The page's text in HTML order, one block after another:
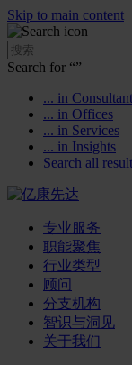
Skip to main content
Search for “”
... in
... in Offices
... in Services
... in Insights
Search all
专业服务
职能聚焦
行业类型
顾问
分支机构
智识与洞见
关于我们